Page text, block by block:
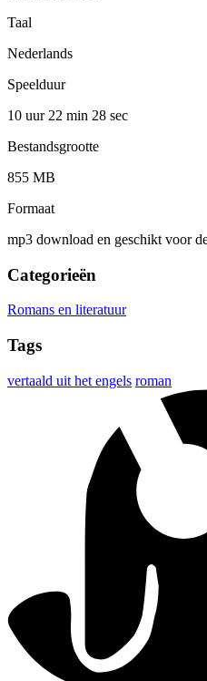
Taal
Nederlands
Speelduur
10 uur 22 min 28 sec
Bestandsgrootte
855 MB
Formaat
mp3 download en geschikt voor
Categorieën
Romans en literatuur
Tags
vertaald uit het engels roman